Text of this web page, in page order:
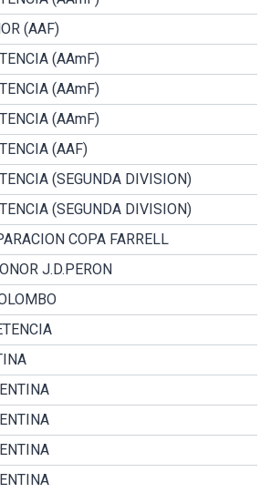
(AAF)
(AAmF)
(AAmF)
(AAmF)
(AAF)
(SEGUNDA DIVISION)
(SEGUNDA DIVISION)
COPA FARRELL
J.D.PERON